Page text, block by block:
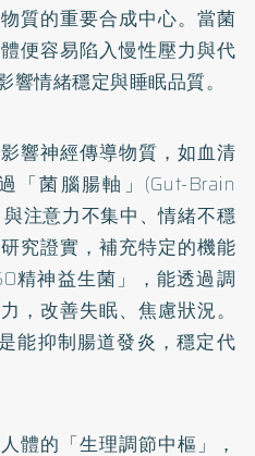
質的重要合成中心。當菌
便容易陷入慢性壓力與代
情緒穩定與睡眠品質。
響神經傳導物質，如血清
「菌腦腸軸」(Gut-Brain
注意力不集中、情緒不穩
究證實，補充特定的機能
精神益生菌」，能透過調
，改善失眠、焦慮狀況。
能抑制腸道發炎，穩定代
體的「生理調節中樞」，